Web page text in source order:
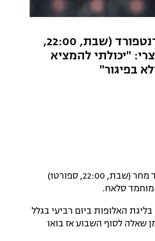
מאמן ליברפול אמר במסיבת העיתונאים לפני ברנטפורד (שבת, 22:00,
"יכולתי להמציא
בפיגור"
ארנה סלוט אמר במסיבת העיתונאים לפני המשחק מול ברנטפורד מחר (שבת, 22:00, ספורט1)
מוחמד סלאח.
פרנקפורט בליגת האלופות ביום רביעי בגלל
שאלה לסוף השבוע אז בואו